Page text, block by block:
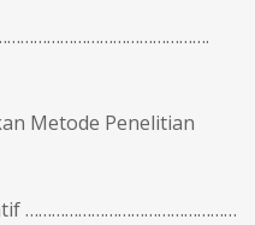
Metode Penelitian
…………………………………………